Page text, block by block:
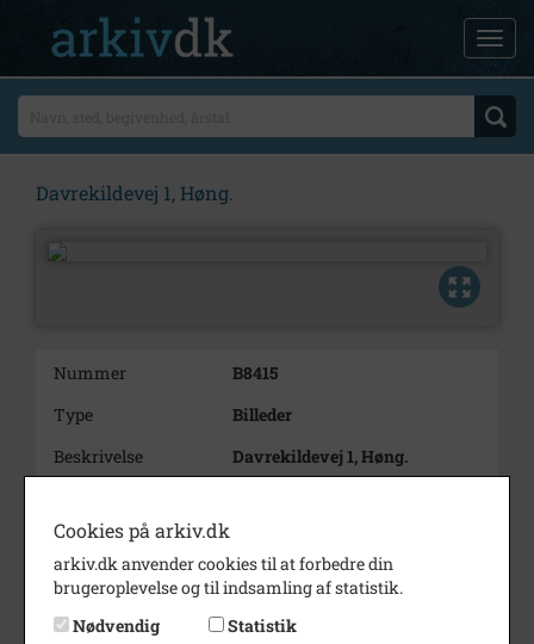
Davrekildevej 1, Høng.
Nummer
B8415
Type
Billeder
Beskrivelse
Davrekildevej 1, Høng.
Dateringsnote
Fotograf
Høng Ejendomshandel
Se på kort
Cookies på arkiv.dk
arkiv.dk anvender cookies til at forbedre din
brugeroplevelse og til indsamling af statistik.
Nødvendig
Statistik